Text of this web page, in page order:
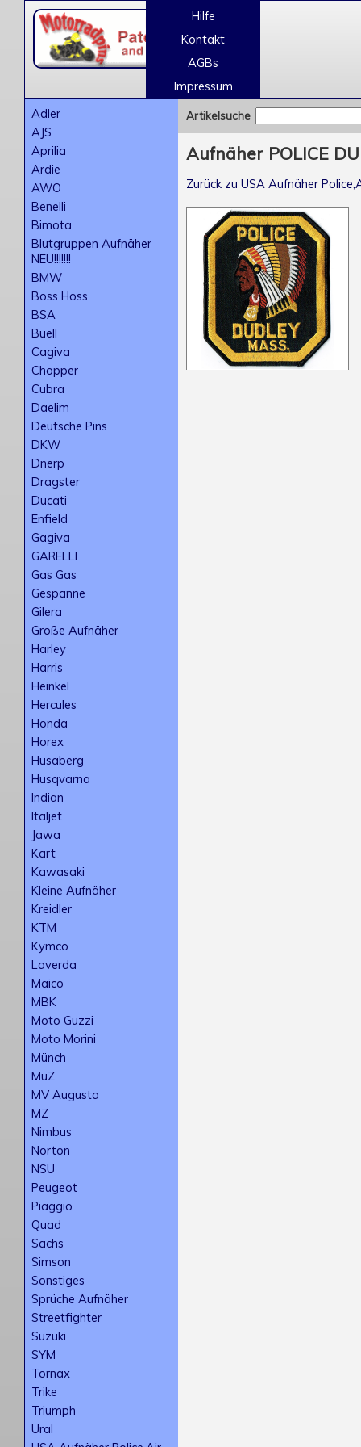
Hilfe
Kontakt
AGBs
Impressum
Adler
AJS
Aprilia
Ardie
AWO
Benelli
Bimota
Blutgruppen Aufnäher
NEU!!!!!!!
BMW
Boss Hoss
BSA
Buell
Cagiva
Chopper
Cubra
Daelim
Deutsche Pins
DKW
Dnerp
Dragster
Ducati
Enfield
Gagiva
GARELLI
Gas Gas
Gespanne
Gilera
Große Aufnäher
Harley
Harris
Heinkel
Hercules
Honda
Horex
Husaberg
Husqvarna
Indian
Italjet
Jawa
Kart
Kawasaki
Kleine Aufnäher
Kreidler
KTM
Kymco
Laverda
Maico
MBK
Moto Guzzi
Moto Morini
Münch
MuZ
MV Augusta
MZ
Nimbus
Norton
NSU
Peugeot
Piaggio
Quad
Sachs
Simson
Sonstiges
Sprüche Aufnäher
Streetfighter
Suzuki
SYM
Tornax
Trike
Triumph
Ural
Artikelsuche
Aufnäher POLICE
Zurück zu USA Aufnäher